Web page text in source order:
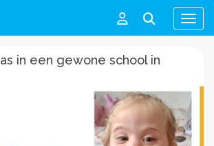
Menu
in een gewone school in